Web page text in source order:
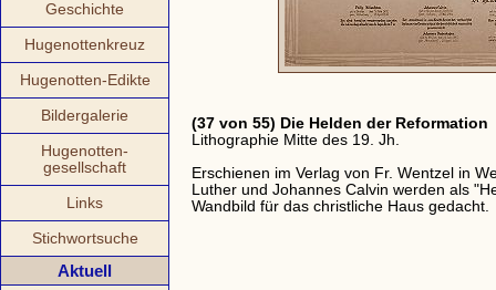
Geschichte
Hugenottenkreuz
Hugenotten-Edikte
Bildergalerie
Hugenotten-
gesellschaft
Links
Stichwortsuche
Aktuell
(37 von 55) Die Helden der Reformation
Lithographie Mitte des 19. Jh.
Erschienen im Verlag von Fr. Wentzel in
Luther und Johannes Calvin werden als
Wandbild für das christliche Haus gedacht.